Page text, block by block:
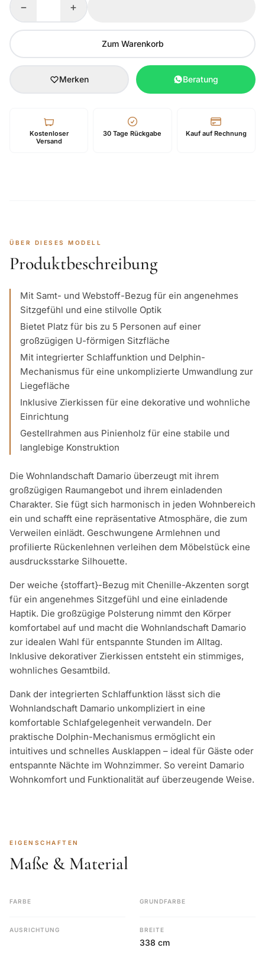
− +
Zum Warenkorb
Merken Beratung
Kostenloser
Versand
30 Tage Rückgabe Kauf auf Rechnung
ÜBER DIESES MODELL
Produktbeschreibung
Mit Samt- und Webstoff-Bezug für ein angenehmes
Sitzgefühl und eine stilvolle Optik
Bietet Platz für bis zu 5 Personen auf einer
großzügigen U-förmigen Sitzfläche
Mit integrierter Schlaffunktion und Delphin-
Mechanismus für eine unkomplizierte Umwandlung zur
Liegefläche
Inklusive Zierkissen für eine dekorative und wohnliche
Einrichtung
Gestellrahmen aus Pinienholz für eine stabile und
langlebige Konstruktion
Die Wohnlandschaft Damario überzeugt mit ihrem
großzügigen Raumangebot und ihrem einladenden
Charakter. Sie fügt sich harmonisch in jeden Wohnbereich
ein und schafft eine repräsentative Atmosphäre, die zum
Verweilen einlädt. Geschwungene Armlehnen und
profilierte Rückenlehnen verleihen dem Möbelstück eine
ausdrucksstarke Silhouette.
Der weiche {stoffart}-Bezug mit Chenille-Akzenten sorgt
für ein angenehmes Sitzgefühl und eine einladende
Haptik. Die großzügige Polsterung nimmt den Körper
komfortabel auf und macht die Wohnlandschaft Damario
zur idealen Wahl für entspannte Stunden im Alltag.
Inklusive dekorativer Zierkissen entsteht ein stimmiges,
wohnliches Gesamtbild.
Dank der integrierten Schlaffunktion lässt sich die
Wohnlandschaft Damario unkompliziert in eine
komfortable Schlafgelegenheit verwandeln. Der
praktische Dolphin-Mechanismus ermöglicht ein
intuitives und schnelles Ausklappen – ideal für Gäste oder
entspannte Nächte im Wohnzimmer. So vereint Damario
Wohnkomfort und Funktionalität auf überzeugende Weise.
EIGENSCHAFTEN
Maße & Material
FARBE GRUNDFARBE
AUSRICHTUNG BREITE
338 cm